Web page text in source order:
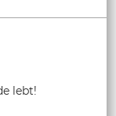
lebt!